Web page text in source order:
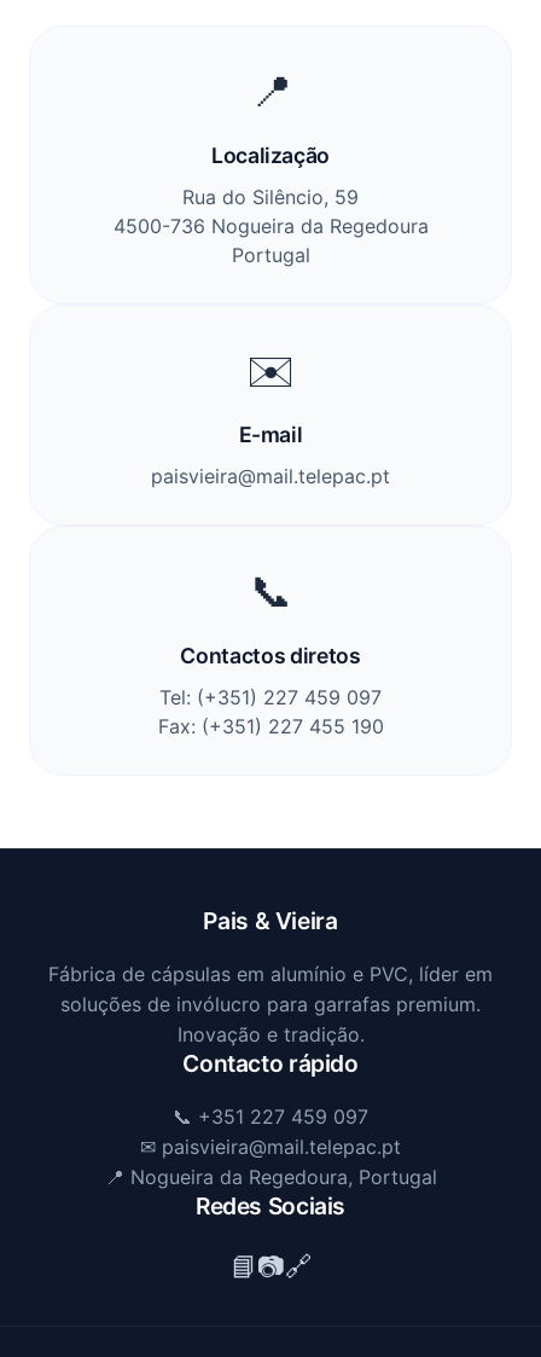
📍
Localização
Rua do Silêncio, 59
4500-736 Nogueira da Regedoura
Portugal
✉️
E-mail
paisvieira@mail.telepac.pt
📞
Contactos diretos
Tel: (+351) 227 459 097
Fax: (+351) 227 455 190
Pais & Vieira
Fábrica de cápsulas em alumínio e PVC, líder em
soluções de invólucro para garrafas premium.
Inovação e tradição.
Contacto rápido
📞 +351 227 459 097
✉ paisvieira@mail.telepac.pt
📍 Nogueira da Regedoura, Portugal
Redes Sociais
📘📷🔗